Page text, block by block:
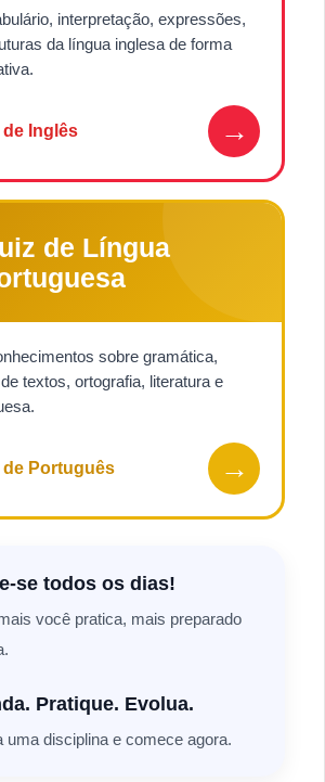
interpretação, expressões,
da língua inglesa de forma
Inglês →
de Língua
sobre gramática,
textos, ortografia, literatura e
de Português →
se todos os dias!
você pratica, mais preparado
Pratique. Evolua.
uma disciplina e comece agora.